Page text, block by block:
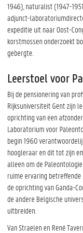
1946), naturalist (1947-
adjunct-
expeditie uit naar Oost-
korstmossen onderzoekt
gebergte.
Leerstoel voor
Bij de pensionering van
Rijksuniversiteit Gent zijn
oprichting van een
Laboratorium voor
begin 1960
hoogleraar en dit tot zijn
alleen om de
ruime ervaring betreffende
de oprichting van Ganda-
de andere Belgische
uitbreiden.
Van Straelen en René